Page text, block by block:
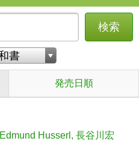
検索
発売日順
Edmund Husserl 長谷川宏